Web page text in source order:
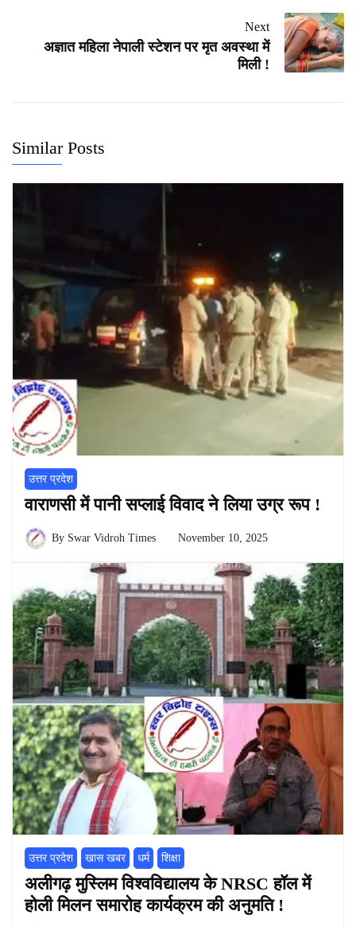
Next
अज्ञात महिला नेपाली स्टेशन पर मृत अवस्था में
मिली !
Similar Posts
उत्तर प्रदेश
वाराणसी में पानी सप्लाई विवाद ने लिया उग्र रूप !
By Swar Vidroh Times November 10, 2025
उत्तर प्रदेश खास खबर धर्म शिक्षा
अलीगढ़ मुस्लिम विश्वविद्यालय के NRSC हॉल में
होली मिलन समारोह कार्यक्रम की अनुमति !